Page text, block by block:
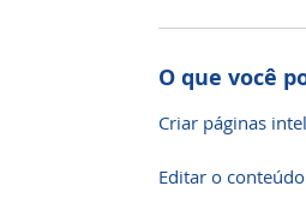
O que você
Criar páginas
Editar o conteúdo